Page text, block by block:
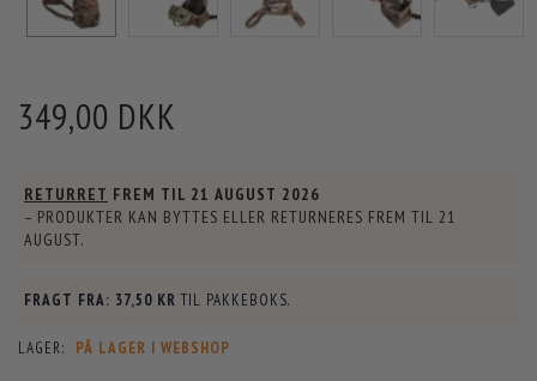
349,00 DKK
RETURRET FREM TIL 21 AUGUST 2026
– PRODUKTER KAN BYTTES ELLER RETURNERES FREM TIL 21
AUGUST.
FRAGT FRA: 37,50 KR TIL PAKKEBOKS.
LAGER: PÅ LAGER I WEBSHOP